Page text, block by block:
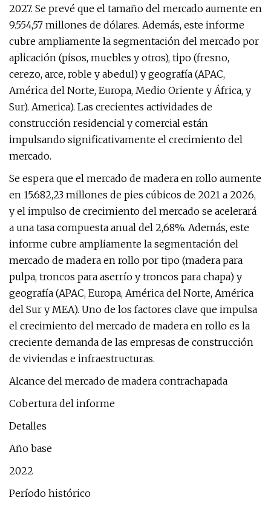
2027. Se prevé que el tamaño del mercado aumente en
9.554,57 millones de dólares. Además, este informe
cubre ampliamente la segmentación del mercado por
aplicación (pisos, muebles y otros), tipo (fresno,
cerezo, arce, roble y abedul) y geografía (APAC,
América del Norte, Europa, Medio Oriente y África, y
Sur). America). Las crecientes actividades de
construcción residencial y comercial están
impulsando significativamente el crecimiento del
mercado.
Se espera que el mercado de madera en rollo aumente
en 15.682,23 millones de pies cúbicos de 2021 a 2026,
y el impulso de crecimiento del mercado se acelerará
a una tasa compuesta anual del 2,68%. Además, este
informe cubre ampliamente la segmentación del
mercado de madera en rollo por tipo (madera para
pulpa, troncos para aserrío y troncos para chapa) y
geografía (APAC, Europa, América del Norte, América
del Sur y MEA). Uno de los factores clave que impulsa
el crecimiento del mercado de madera en rollo es la
creciente demanda de las empresas de construcción
de viviendas e infraestructuras.
Alcance del mercado de madera contrachapada
Cobertura del informe
Detalles
Año base
2022
Período histórico